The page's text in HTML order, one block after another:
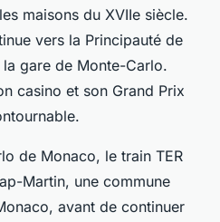
maisons du XVIIe siècle.
vers la Principauté de
gare de Monte-Carlo.
casino et son Grand Prix
de Monaco, le train TER
Martin, une commune
avant de continuer